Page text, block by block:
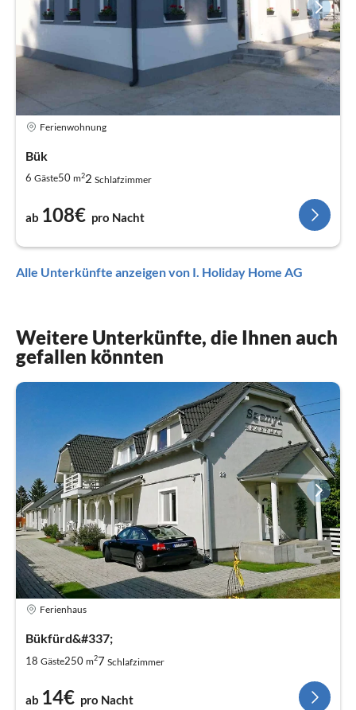
Ferienwohnung
Bük
6 Gäste50 m22 Schlafzimmer
ab 108€ pro Nacht
Alle Unterkünfte anzeigen von I. Holiday Home AG
Weitere Unterkünfte, die Ihnen auch
gefallen könnten
Ferienhaus
Bükfürd&#337;
18 Gäste250 m27 Schlafzimmer
ab 14€ pro Nacht